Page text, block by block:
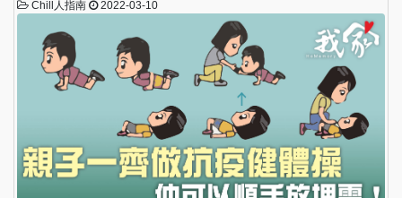
Chill人指南 2022-03-10